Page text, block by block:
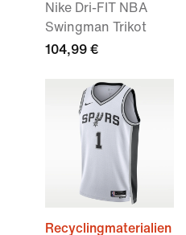
Nike Dri-FIT NBA
Swingman Trikot
104,99 €
Recyclingmaterialien